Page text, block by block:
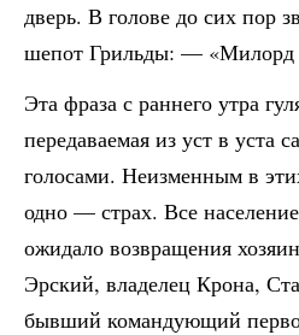
дверь. В голове до сих пор
шепот Грильды: — «Милорд
Эта фраза с раннего утра
передаваемая из уст в уста
голосами. Неизменным в
одно — страх. Все
ожидало возвращения
Эрский, владелец Крона,
бывший командующий